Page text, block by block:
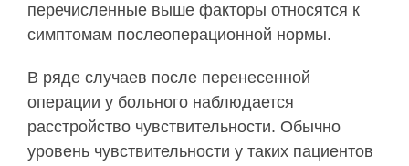
перечисленные выше факторы относятся к
симптомам послеоперационной нормы.
В ряде случаев после перенесенной
операции у больного наблюдается
расстройство чувствительности. Обычно
уровень чувствительности у таких пациентов